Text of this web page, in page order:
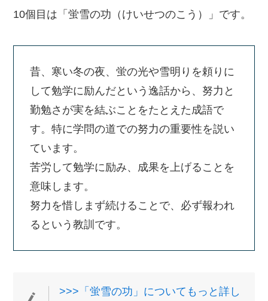
10個目は「蛍雪の功（けいせつのこう）」です。
昔、寒い冬の夜、蛍の光や雪明りを頼りに
して勉学に励んだという逸話から、努力と
勤勉さが実を結ぶことをたとえた成語で
す。特に学問の道での努力の重要性を説い
ています。
苦労して勉学に励み、成果を上げることを
意味します。
努力を惜しまず続けることで、必ず報われ
るという教訓です。
>>>「蛍雪の功」についてもっと詳し